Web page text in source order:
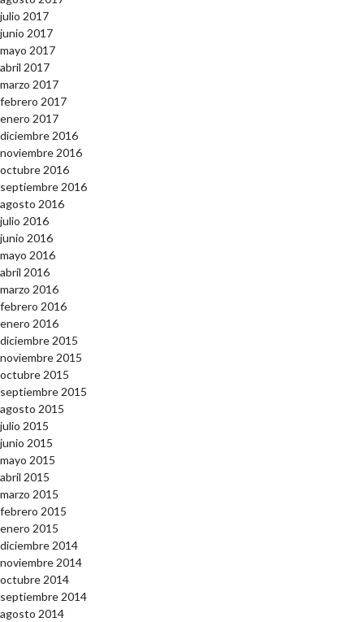
julio 2017
junio 2017
mayo 2017
abril 2017
marzo 2017
febrero 2017
enero 2017
diciembre 2016
noviembre 2016
octubre 2016
septiembre 2016
agosto 2016
julio 2016
junio 2016
mayo 2016
abril 2016
marzo 2016
febrero 2016
enero 2016
diciembre 2015
noviembre 2015
octubre 2015
septiembre 2015
agosto 2015
julio 2015
junio 2015
mayo 2015
abril 2015
marzo 2015
febrero 2015
enero 2015
diciembre 2014
noviembre 2014
octubre 2014
septiembre 2014
agosto 2014